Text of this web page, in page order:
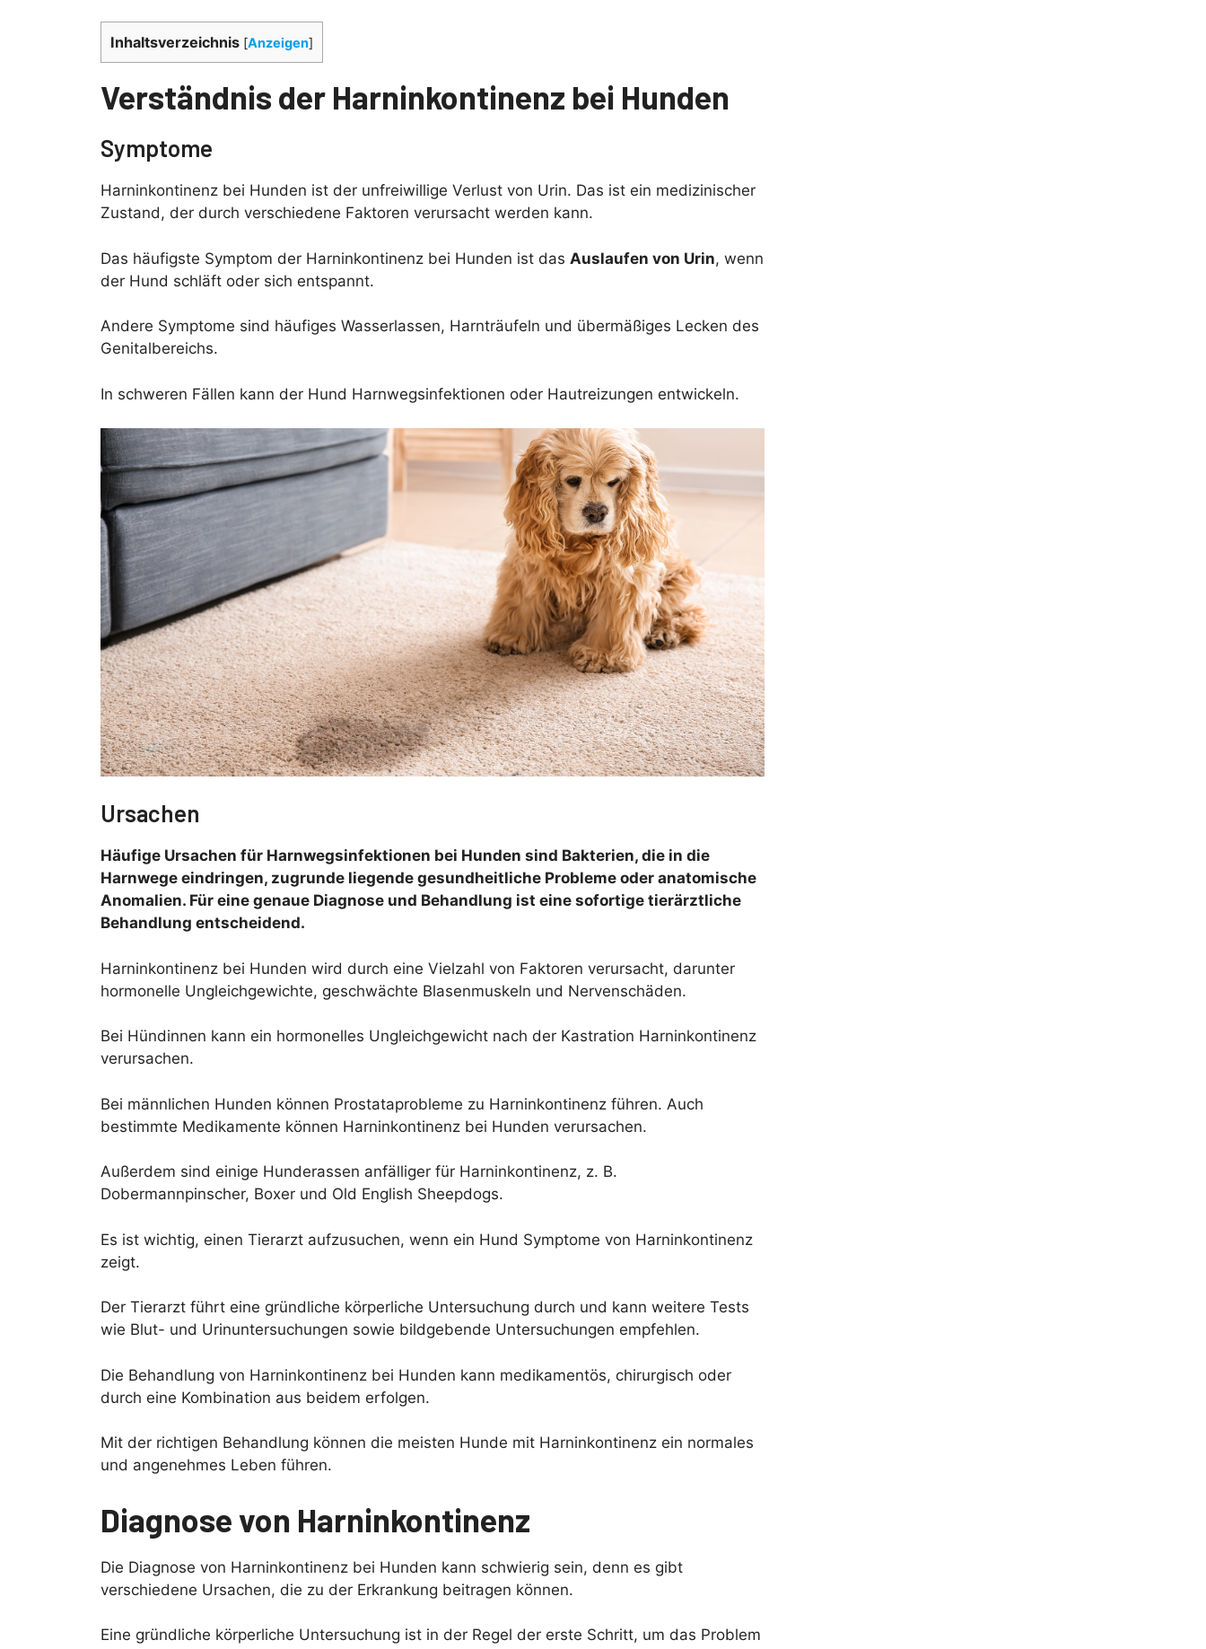
Inhaltsverzeichnis [Anzeigen]
Verständnis der Harninkontinenz bei Hunden
Symptome
Harninkontinenz bei Hunden ist der unfreiwillige Verlust von Urin. Das ist ein medizinischer
Zustand, der durch verschiedene Faktoren verursacht werden kann.
Das häufigste Symptom der Harninkontinenz bei Hunden ist das Auslaufen von Urin, wenn
der Hund schläft oder sich entspannt.
Andere Symptome sind häufiges Wasserlassen, Harnträufeln und übermäßiges Lecken des
Genitalbereichs.
In schweren Fällen kann der Hund Harnwegsinfektionen oder Hautreizungen entwickeln.
Ursachen
Häufige Ursachen für Harnwegsinfektionen bei Hunden sind Bakterien, die in die
Harnwege eindringen, zugrunde liegende gesundheitliche Probleme oder anatomische
Anomalien. Für eine genaue Diagnose und Behandlung ist eine sofortige tierärztliche
Behandlung entscheidend.
Harninkontinenz bei Hunden wird durch eine Vielzahl von Faktoren verursacht, darunter
hormonelle Ungleichgewichte, geschwächte Blasenmuskeln und Nervenschäden.
Bei Hündinnen kann ein hormonelles Ungleichgewicht nach der Kastration Harninkontinenz
verursachen.
Bei männlichen Hunden können Prostataprobleme zu Harninkontinenz führen. Auch
bestimmte Medikamente können Harninkontinenz bei Hunden verursachen.
Außerdem sind einige Hunderassen anfälliger für Harninkontinenz, z. B.
Dobermannpinscher, Boxer und Old English Sheepdogs.
Es ist wichtig, einen Tierarzt aufzusuchen, wenn ein Hund Symptome von Harninkontinenz
zeigt.
Der Tierarzt führt eine gründliche körperliche Untersuchung durch und kann weitere Tests
wie Blut- und Urinuntersuchungen sowie bildgebende Untersuchungen empfehlen.
Die Behandlung von Harninkontinenz bei Hunden kann medikamentös, chirurgisch oder
durch eine Kombination aus beidem erfolgen.
Mit der richtigen Behandlung können die meisten Hunde mit Harninkontinenz ein normales
und angenehmes Leben führen.
Diagnose von Harninkontinenz
Die Diagnose von Harninkontinenz bei Hunden kann schwierig sein, denn es gibt
verschiedene Ursachen, die zu der Erkrankung beitragen können.
Eine gründliche körperliche Untersuchung ist in der Regel der erste Schritt, um das Problem